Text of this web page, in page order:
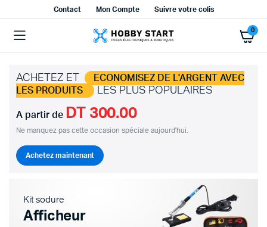
Contact Mon Compte Suivre votre colis
0
ACHETEZ ET
ECONOMISEZ DE L'ARGENT AVEC
LES PRODUITS
LES PLUS POPULAIRES
A partir de DT 300.00
Ne manquez pas cette occasion spéciale aujourd'hui.
Achetez maintenant
Kit sodure
Afficheur